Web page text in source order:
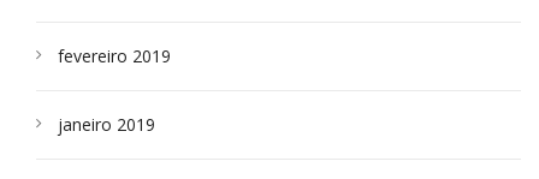
fevereiro 2019
janeiro 2019